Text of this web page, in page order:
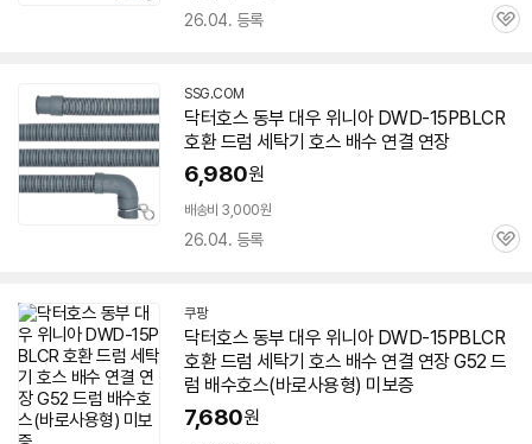
26.04. 등록
관
SSG.COM
닥터호스 동부 대우 위니아 DWD-15PBLCR
호환 드럼 세탁기 호스 배수 연결 연장
6,980원
른
배송비 3,000원
26.04. 등록
관
쿠팡
닥터호스 동부 대우 위니아 DWD-15PBLCR
호환 드럼 세탁기 호스 배수 연결 연장 G52 드
럼 배수호스(바로사용형) 미보증
7,680원